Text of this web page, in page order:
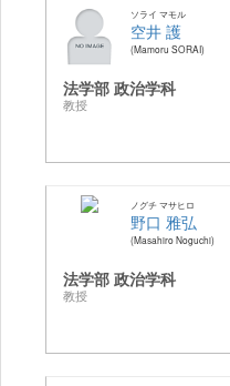
ソライ マモル
空井 護
Mamoru SORAI
法学部 政治学科
教授
ノグチ マサヒロ
野口 雅弘
Masahiro Noguchi
法学部 政治学科
教授